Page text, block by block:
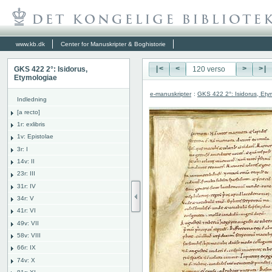
www.kb.dk Center for Manuskripter & Boghistorie
GKS 422 2°: Isidorus,
Etymologiae
Indledning
[a recto]
1r: exlibris
1v: Epistolae
3r: I
14v: II
23r: III
31r: IV
34r: V
41r: VI
49v: VII
58v: VIII
66r: IX
74v: X
|< < > >|
e-manuskripter : GKS 422 2°: Isidorus,